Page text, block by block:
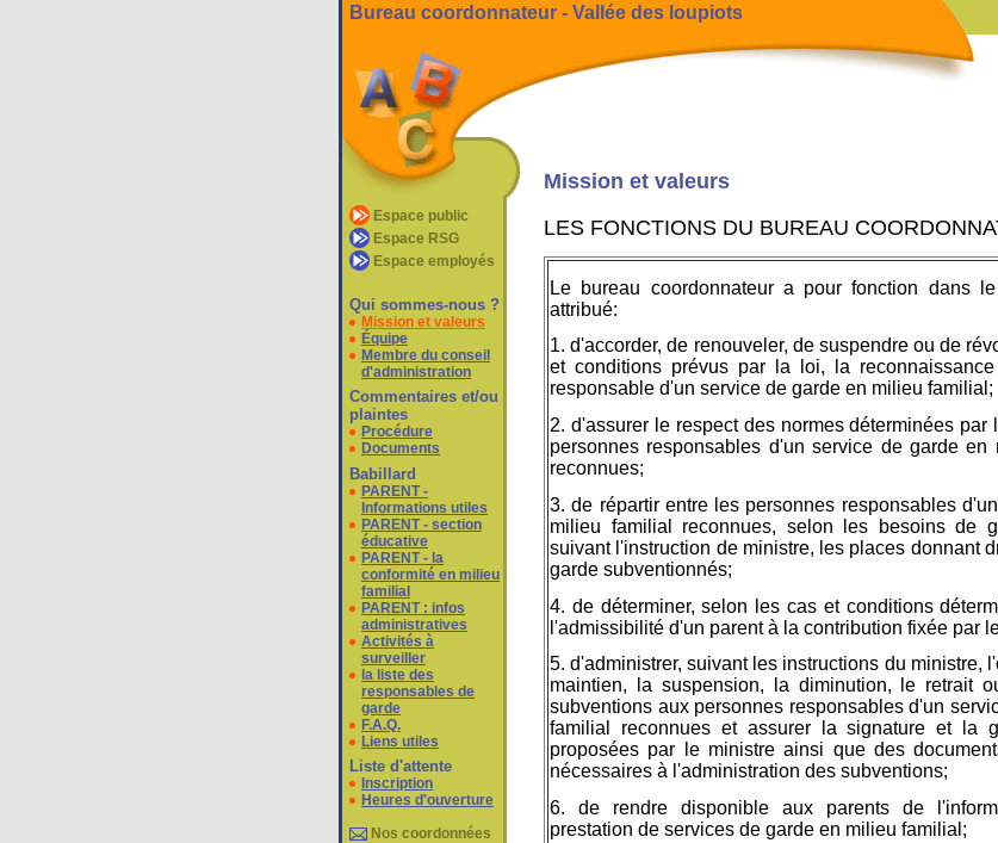
Bureau coordonnateur - Vallée des loupiots
Espace public
Espace RSG
Espace employés
Qui sommes-nous ?
Mission et valeurs
Équipe
Membre du conseil
d'administration
Commentaires et/ou
plaintes
Procédure
Documents
Babillard
PARENT -
Informations utiles
PARENT - section
éducative
PARENT - la
conformité en milieu
familial
PARENT : infos
administratives
Activités à
surveiller
la liste des
responsables de
garde
F.A.Q.
Liens utiles
Liste d'attente
Inscription
Heures d'ouverture
Nos coordonnées
Mission et valeurs
LES FONCTIONS DU BUREAU
Le bureau coordonnateur a pour fonction dans
attribué:
1. d'accorder, de renouveler, de suspendre ou de
et conditions prévus par la loi, la
responsable d'un service de garde en milieu familial;
2. d'assurer le respect des normes déterminées
personnes responsables d'un service de garde
reconnues;
3. de répartir entre les personnes responsables
milieu familial reconnues, selon les besoins de
suivant l'instruction de ministre, les places donnant
garde subventionnés;
4. de déterminer, selon les cas et conditions
l'admissibilité d'un parent à la contribution fixée par
5. d'administrer, suivant les instructions du ministre,
maintien, la suspension, la diminution, le retrait
subventions aux personnes responsables d'un
familial reconnues et assurer la signature et la
proposées par le ministre ainsi que des
nécessaires à l'administration des subventions;
6. de rendre disponible aux parents de
prestation de services de garde en milieu familial;